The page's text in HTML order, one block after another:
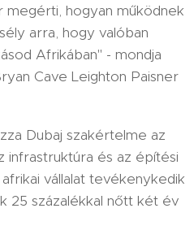
megérti, hogyan működnek
arra, hogy valóban
Afrikában" - mondja
Cave Leighton Paisner
Dubaj szakértelme az
infrastruktúra és az építési
vállalat tevékenykedik
25 százalékkal nőtt két év